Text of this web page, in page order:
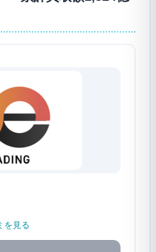
を見る